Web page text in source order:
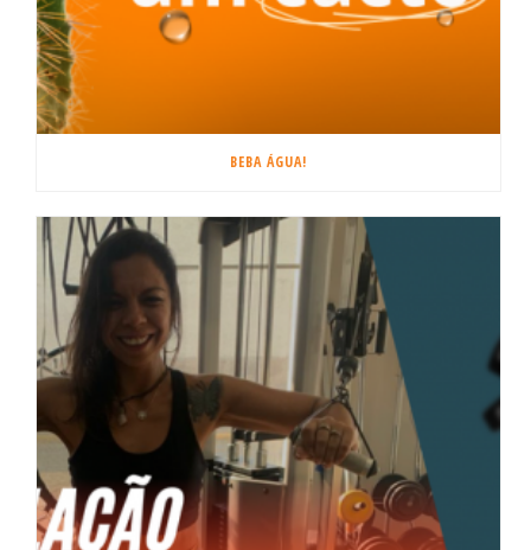
BEBA ÁGUA!